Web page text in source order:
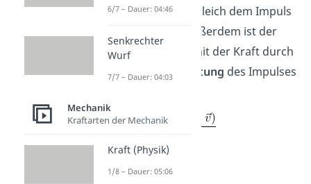
Wechselwirkung
gleich dem Impuls
nach dieser ist. Außerdem ist der
Zusammenhang mit der Kraft durch
die zeitliche Ableitung des Impulses
6/7 – Dauer: 04:46
Senkrechter
Wurf
7/7 – Dauer: 04:03
Mechanik
Kraftarten der Mechanik
Kraft (Physik)
1/8 – Dauer: 05:06